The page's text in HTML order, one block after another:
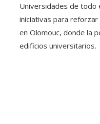
Universidades de todo
iniciativas para
en Olomouc, donde la
edificios universitarios.